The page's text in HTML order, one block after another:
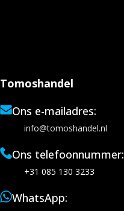
Tomoshandel
Ons e-mailadres:
info@tomoshandel.nl
Ons telefoonnummer:
+31 085 130 3233
WhatsApp: